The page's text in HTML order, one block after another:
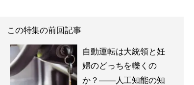
この特集の前回記事
自動運転は大統領と妊
婦のどっちを轢くの
か？――人工知能の知